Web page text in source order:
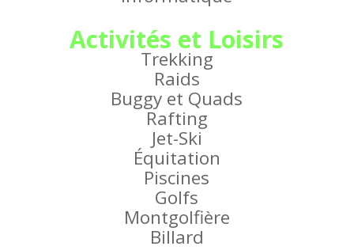
Activités et Loisirs
Trekking
Raids
Buggy et Quads
Rafting
Jet-Ski
Équitation
Piscines
Golfs
Montgolfière
Billard